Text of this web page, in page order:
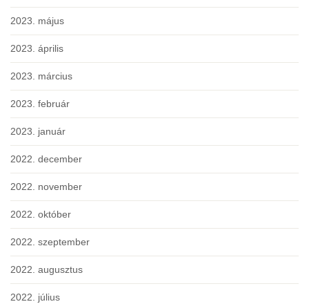
2023. május
2023. április
2023. március
2023. február
2023. január
2022. december
2022. november
2022. október
2022. szeptember
2022. augusztus
2022. július